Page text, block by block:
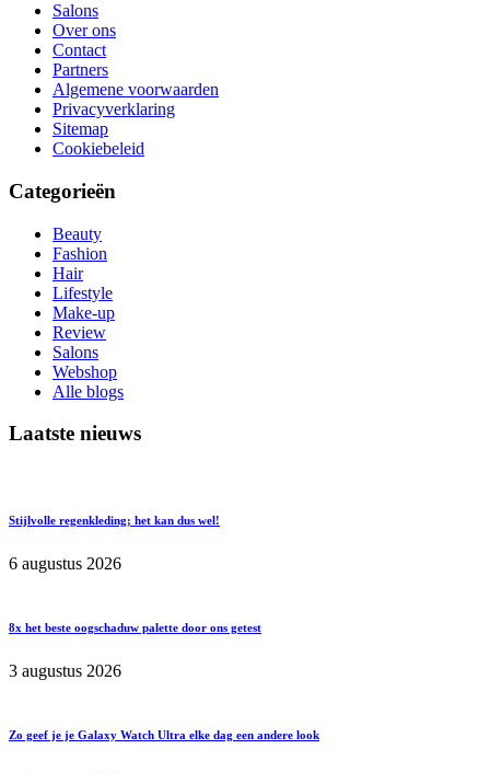
Salons
Over ons
Contact
Partners
Algemene voorwaarden
Privacyverklaring
Sitemap
Cookiebeleid
Categorieën
Beauty
Fashion
Hair
Lifestyle
Make-up
Review
Salons
Webshop
Alle blogs
Laatste nieuws
Stijlvolle regenkleding; het kan dus wel!
6 augustus 2026
8x het beste oogschaduw palette door ons getest
3 augustus 2026
Zo geef je je Galaxy Watch Ultra elke dag een andere look